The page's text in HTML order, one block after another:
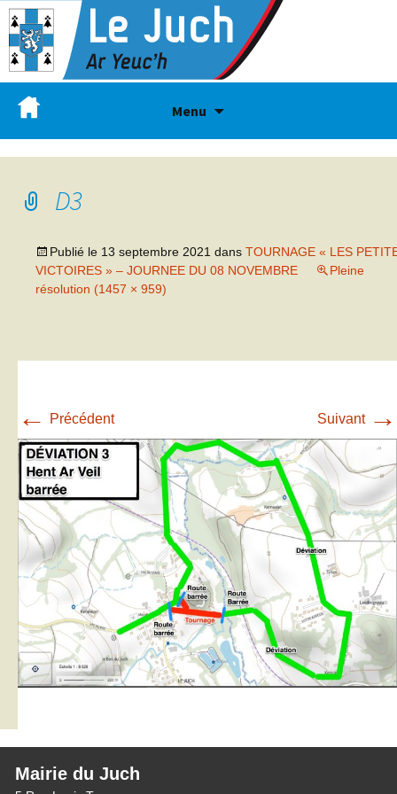
Menu
D3
Publié le 13 septembre 2021 dans TOURNAGE « LES
VICTOIRES » – JOURNEE DU 08 NOVEMBRE
Pleine
résolution (1457 × 959)
← Précédent Suivant →
Mairie du Juch